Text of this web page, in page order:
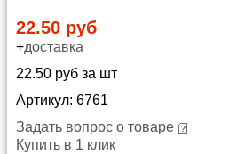
22.50 руб
+доставка
22.50 руб за шт
Артикул: 6761
Задать вопрос о товаре
Купить в 1 клик